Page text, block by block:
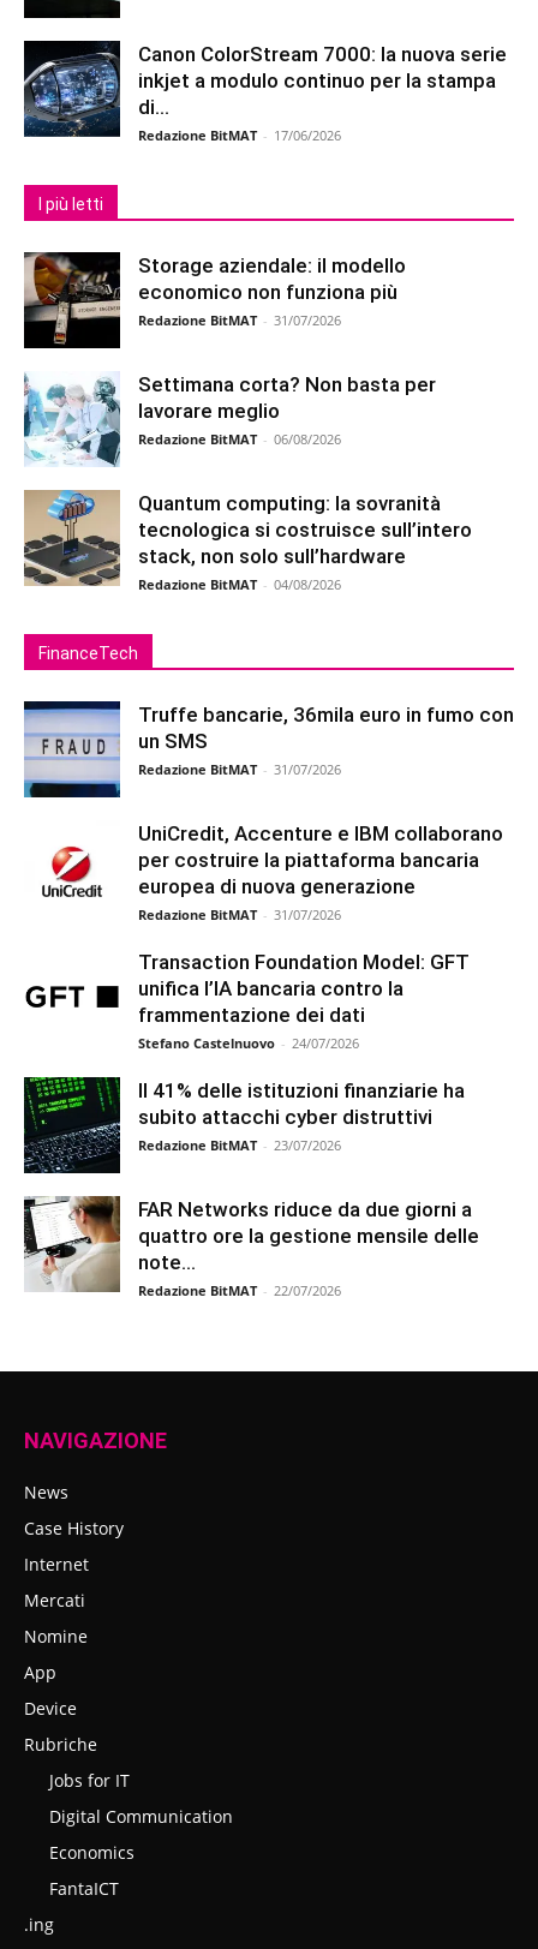
Canon ColorStream 7000: la nuova serie
inkjet a modulo continuo per la stampa
di...
Redazione BitMAT - 17/06/2026
I più letti
Storage aziendale: il modello
economico non funziona più
Redazione BitMAT - 31/07/2026
Settimana corta? Non basta per
lavorare meglio
Redazione BitMAT - 06/08/2026
Quantum computing: la sovranità
tecnologica si costruisce sull’intero
stack, non solo sull’hardware
Redazione BitMAT - 04/08/2026
FinanceTech
Truffe bancarie, 36mila euro in fumo con
un SMS
Redazione BitMAT - 31/07/2026
UniCredit, Accenture e IBM collaborano
per costruire la piattaforma bancaria
europea di nuova generazione
Redazione BitMAT - 31/07/2026
Transaction Foundation Model: GFT
unifica l’IA bancaria contro la
frammentazione dei dati
Stefano Castelnuovo - 24/07/2026
Il 41% delle istituzioni finanziarie ha
subito attacchi cyber distruttivi
Redazione BitMAT - 23/07/2026
FAR Networks riduce da due giorni a
quattro ore la gestione mensile delle
note...
Redazione BitMAT - 22/07/2026
NAVIGAZIONE
News
Case History
Internet
Mercati
Nomine
App
Device
Rubriche
Jobs for IT
Digital Communication
Economics
FantaICT
.ing